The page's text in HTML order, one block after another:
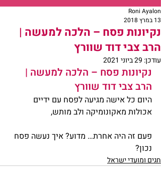
נקיונות פסח – הלכה למעשה |
הרב צבי דוד שוורץ
Roni Ayalon
13 במרץ 2018
עודכן: 29 ביוני 2021
נקיונות פסח – הלכה למעשה |
הרב צבי דוד שוורץ
היום כל אישה מגיעה לפסח עם ידיים
אכולות מאקונומיקה ולב מותש,
פעם זה היה אחרת… מדוע? איך נעשה פסח
נכון?
חגים ומועדי ישראל